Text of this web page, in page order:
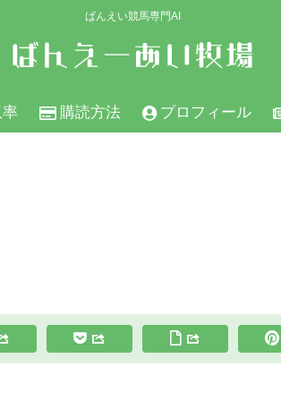
ばんえい競馬専門AI
率 購読方法 プロフィール